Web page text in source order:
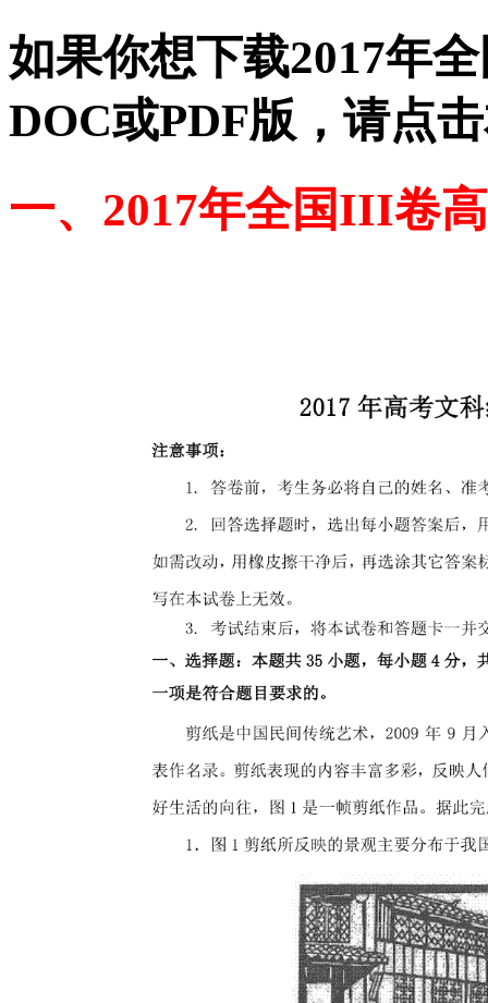
如果你想下载2017年
DOC或PDF版，请点
一、2017年全国III卷